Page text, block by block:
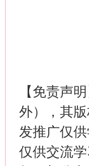
【免责声
外），其
发推广仅
仅供交流